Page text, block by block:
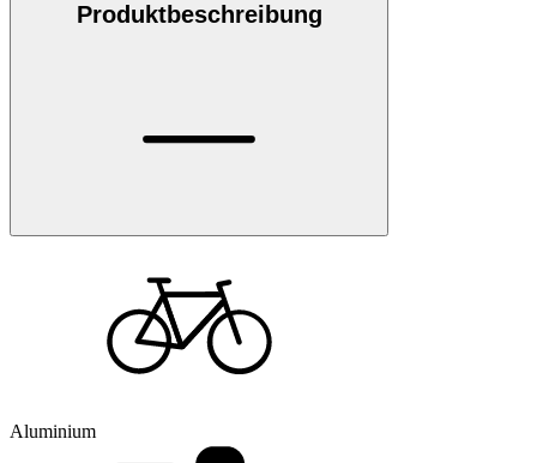
Produktbeschreibung
Aluminium